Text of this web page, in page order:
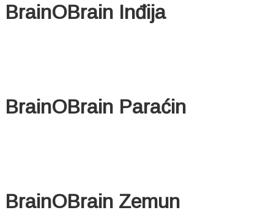
BrainOBrain Inđija
BrainOBrain Paraćin
BrainOBrain Zemun